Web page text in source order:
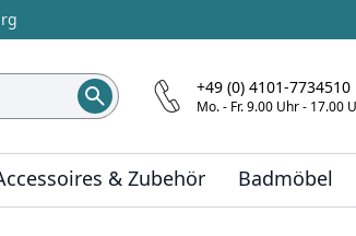
+49 (0) 4101-7734510
Mo. - Fr. 9.00 Uhr - 17.00
& Zubehör Badmöbel